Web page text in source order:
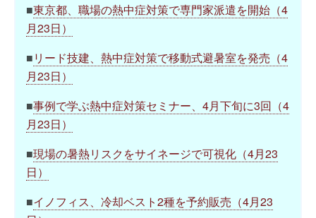
■東京都、職場の熱中症対策で専門家派遣を開始（4
月23日）
■リード技建、熱中症対策で移動式避暑室を発売（4
月23日）
■事例で学ぶ熱中症対策セミナー、4月下旬に3回（4
月23日）
■現場の暑熱リスクをサイネージで可視化（4月23
日）
■イノフィス、冷却ベスト2種を予約販売（4月23